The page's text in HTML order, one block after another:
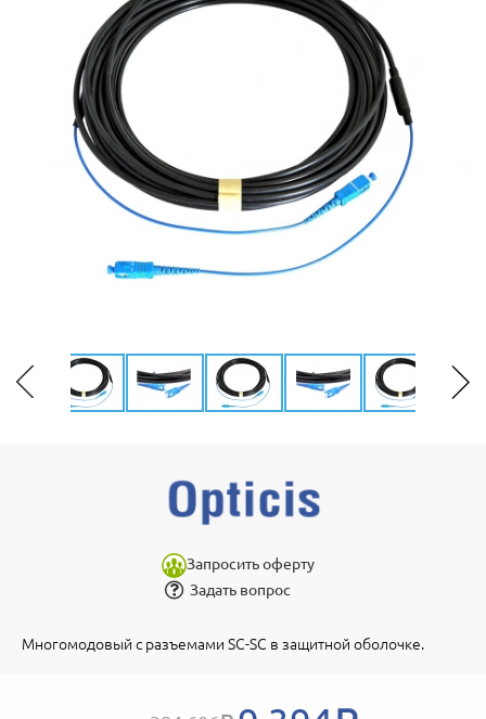
Запросить оферту
Задать вопрос
Многомодовый с разъемами SC-SC в защитной оболочке.